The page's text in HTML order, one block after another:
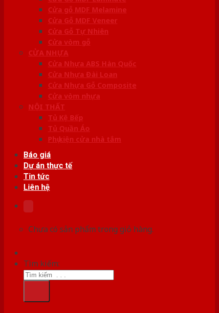
Cửa gỗ MDF Melamine
Cửa Gỗ MDF Veneer
Cửa Gỗ Tự Nhiên
Cửa vòm gỗ
CỬA NHỰA
Cửa Nhựa ABS Hàn Quốc
Cửa Nhựa Đài Loan
Cửa Nhựa Gỗ Composite
Cửa vòm nhựa
NỘI THẤT
Tủ Kệ Bếp
Tủ Quần Áo
Phụ kiện cửa nhà tắm
Báo giá
Dự án thực tế
Tin tức
Liên hệ
Chưa có sản phẩm trong giỏ hàng.
Tìm kiếm: